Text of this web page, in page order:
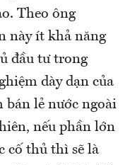
Theo ông
này ít khả năng
đầu tư trong
dày dạn của
bán lẻ nước ngoài
nếu phần lớn
cố thủ thì sẽ là